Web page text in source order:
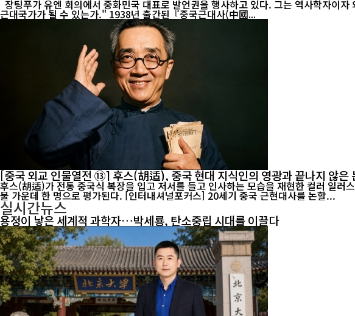
장팅푸가 유엔 회의에서 중화민국 대표로 발언권을 행사하고 있다. 그는 역사학자이자 외교관으로 활동하며 중국 근대사와 외교사에 모두 큰 족적을 남겼다. "중국은 왜 서구에 뒤처졌는가. 그리고 어떻게
근대국가가 될 수 있는가." 1938년 출간된『중국근대사(中國...
[중국 외교 인물열전 ⑬] 후스(胡适), 중국 현대 지식인의 영광과 끝나지 않은
후스(胡适)가 전통 중국식 복장을 입고 저서를 들고 인사하는 모습을 재현한 컬러 일
물 가운데 한 명으로 평가된다. [인터내셔널포커스] 20세기 중국 근현대사를 논할...
실시간뉴스
용정이 낳은 세계적 과학자…박세룡, 탄소중립 시대를 이끌다